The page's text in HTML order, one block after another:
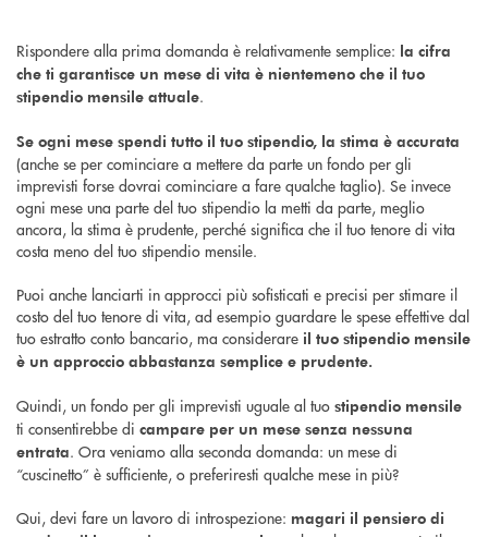
Rispondere alla prima domanda è relativamente semplice: la cifra
che ti garantisce un mese di vita è nientemeno che il tuo
stipendio mensile attuale.
Se ogni mese spendi tutto il tuo stipendio, la stima è accurata
(anche se per cominciare a mettere da parte un fondo per gli
imprevisti forse dovrai cominciare a fare qualche taglio). Se invece
ogni mese una parte del tuo stipendio la metti da parte, meglio
ancora, la stima è prudente, perché significa che il tuo tenore di vita
costa meno del tuo stipendio mensile.
Puoi anche lanciarti in approcci più sofisticati e precisi per stimare il
costo del tuo tenore di vita, ad esempio guardare le spese effettive dal
tuo estratto conto bancario, ma considerare il tuo stipendio mensile
è un approccio abbastanza semplice e prudente.
Quindi, un fondo per gli imprevisti uguale al tuo stipendio mensile
ti consentirebbe di campare per un mese senza nessuna
entrata. Ora veniamo alla seconda domanda: un mese di
“cuscinetto” è sufficiente, o preferiresti qualche mese in più?
Qui, devi fare un lavoro di introspezione: magari il pensiero di